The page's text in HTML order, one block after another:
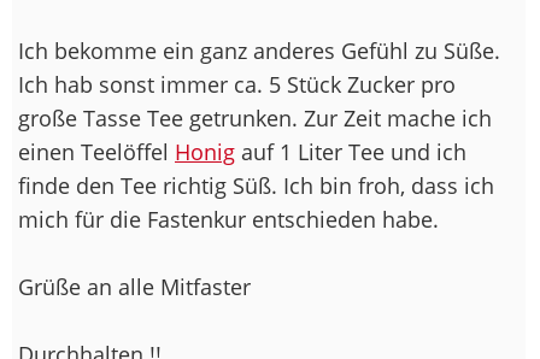
Ich bekomme ein ganz anderes Gefühl zu Süße.
Ich hab sonst immer ca. 5 Stück Zucker pro
große Tasse Tee getrunken. Zur Zeit mache ich
einen Teelöffel Honig auf 1 Liter Tee und ich
finde den Tee richtig Süß. Ich bin froh, dass ich
mich für die Fastenkur entschieden habe.
Grüße an alle Mitfaster